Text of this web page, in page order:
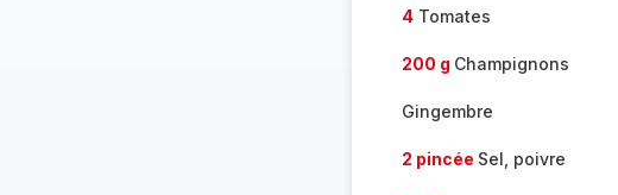
4Tomates
200 g Champignons
Gingembre
2 pincée Sel, poivre